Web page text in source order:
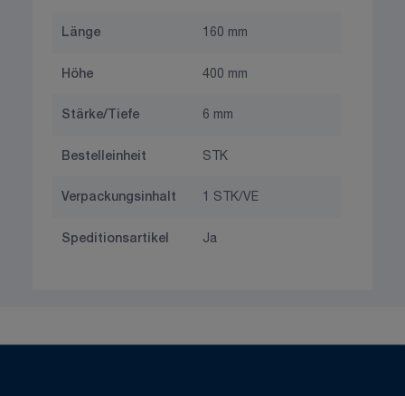
Länge 160 mm
Höhe 400 mm
Stärke/Tiefe 6 mm
Bestelleinheit STK
Verpackungsinhalt 1 STK/VE
Speditionsartikel Ja